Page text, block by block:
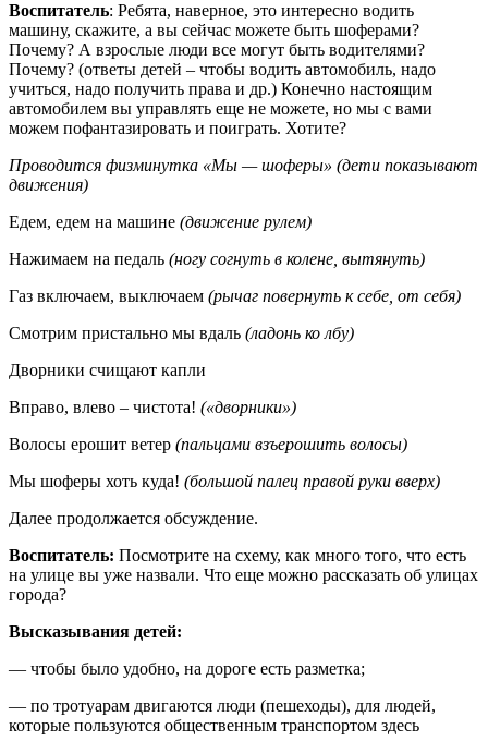
Воспитатель: Ребята, наверное, это интересно водить
машину, скажите, а вы сейчас можете быть шоферами?
Почему? А взрослые люди все могут быть водителями?
Почему? (ответы детей – чтобы водить автомобиль, надо
учиться, надо получить права и др.) Конечно настоящим
автомобилем вы управлять еще не можете, но мы с вами
можем пофантазировать и поиграть. Хотите?
Проводится физминутка «Мы — шоферы» (дети показывают
движения)
Едем, едем на машине (движение рулем)
Нажимаем на педаль (ногу согнуть в колене, вытянуть)
Газ включаем, выключаем (рычаг повернуть к себе, от себя)
Смотрим пристально мы вдаль (ладонь ко лбу)
Дворники счищают капли
Вправо, влево – чистота! («дворники»)
Волосы ерошит ветер (пальцами взъерошить волосы)
Мы шоферы хоть куда! (большой палец правой руки вверх)
Далее продолжается обсуждение.
Воспитатель: Посмотрите на схему, как много того, что есть
на улице вы уже назвали. Что еще можно рассказать об улицах
города?
Высказывания детей:
— чтобы было удобно, на дороге есть разметка;
— по тротуарам двигаются люди (пешеходы), для людей,
которые пользуются общественным транспортом здесь